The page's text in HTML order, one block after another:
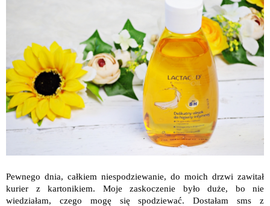
Pewnego dnia, całkiem niespodziewanie, do moich drzwi zawitał
kurier z kartonikiem. Moje zaskoczenie było duże, bo nie
wiedziałam, czego mogę się spodziewać. Dostałam sms z